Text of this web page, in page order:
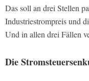
Das soll an drei Stellen
Industriestrompreis und
Und in allen drei Fällen
Die